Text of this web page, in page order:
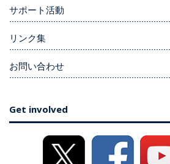
サポート活動
リンク集
お問い合わせ
Get involved